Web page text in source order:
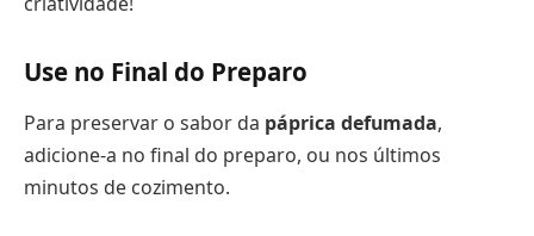
Use no Final do Preparo
Para preservar o sabor da páprica defumada,
adicione-a no final do preparo, ou nos últimos
minutos de cozimento.